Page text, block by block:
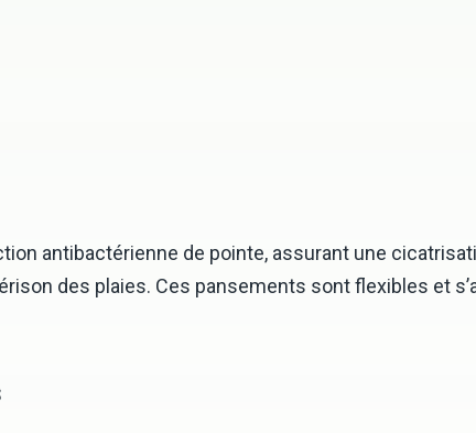
antibactérienne de pointe, assurant une
des plaies. Ces pansements sont flexibles et